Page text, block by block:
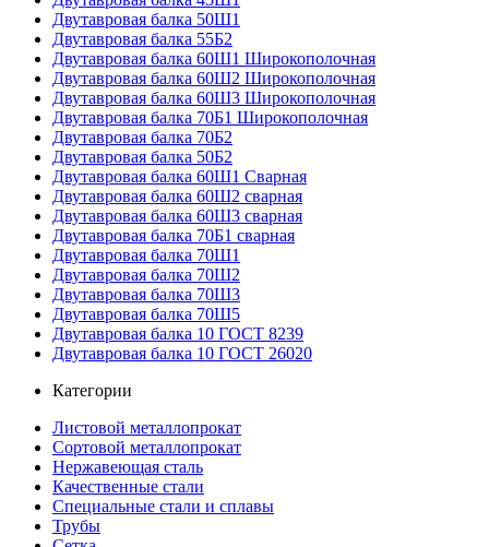
Двутавровая балка 50Ш1
Двутавровая балка 55Б2
Двутавровая балка 60Ш1 Широкополочная
Двутавровая балка 60Ш2 Широкополочная
Двутавровая балка 60Ш3 Широкополочная
Двутавровая балка 70Б1 Широкополочная
Двутавровая балка 70Б2
Двутавровая балка 50Б2
Двутавровая балка 60Ш1 Сварная
Двутавровая балка 60Ш2 сварная
Двутавровая балка 60Ш3 сварная
Двутавровая балка 70Б1 сварная
Двутавровая балка 70Ш1
Двутавровая балка 70Ш2
Двутавровая балка 70Ш3
Двутавровая балка 70Ш5
Двутавровая балка 10 ГОСТ 8239
Двутавровая балка 10 ГОСТ 26020
Категории
Листовой металлопрокат
Сортовой металлопрокат
Нержавеющая сталь
Качественные стали
Специальные стали и сплавы
Трубы